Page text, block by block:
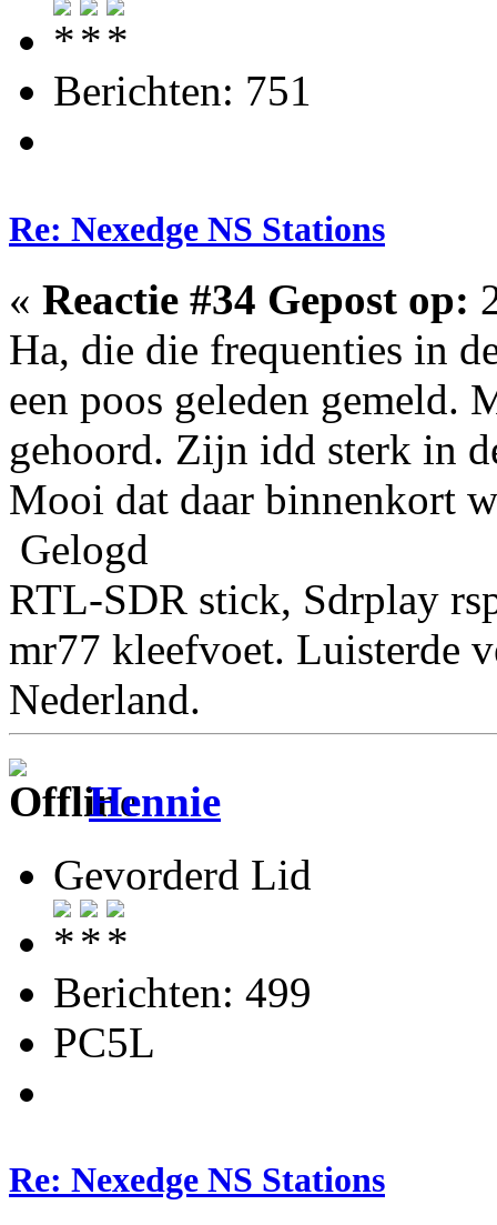
Berichten: 751
Re: Nexedge NS Stations
« Reactie #34 Gepost op:
Ha, die die frequenties in
een poos geleden gemeld.
gehoord. Zijn idd sterk in
Mooi dat daar binnenkort
Gelogd
RTL-SDR stick, Sdrplay
mr77 kleefvoet. Luisterde
Nederland.
Hennie
Gevorderd Lid
Berichten: 499
PC5L
Re: Nexedge NS Stations